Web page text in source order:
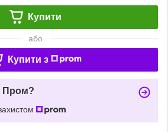
Купити
або
Купити з
Пром?